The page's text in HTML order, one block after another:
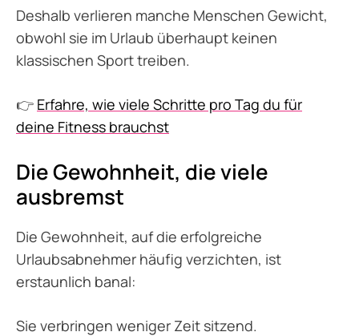
Deshalb verlieren manche Menschen Gewicht,
obwohl sie im Urlaub überhaupt keinen
klassischen Sport treiben.
👉 Erfahre, wie viele Schritte pro Tag du für
deine Fitness brauchst
Die Gewohnheit, die viele
ausbremst
Die Gewohnheit, auf die erfolgreiche
Urlaubsabnehmer häufig verzichten, ist
erstaunlich banal:
Sie verbringen weniger Zeit sitzend.